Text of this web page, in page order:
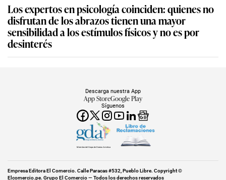
Los expertos en psicología coinciden: quienes no
disfrutan de los abrazos tienen una mayor
sensibilidad a los estímulos físicos y no es por
desinterés
Síguenos
Descarga nuestra App
App StoreGoogle Play
Miembro del Grupo de Diarios América
Empresa Editora El Comercio. Calle Paracas #532, Pueblo Libre. Copyright ©
Elcomercio.pe. Grupo El Comercio — Todos los derechos reservados